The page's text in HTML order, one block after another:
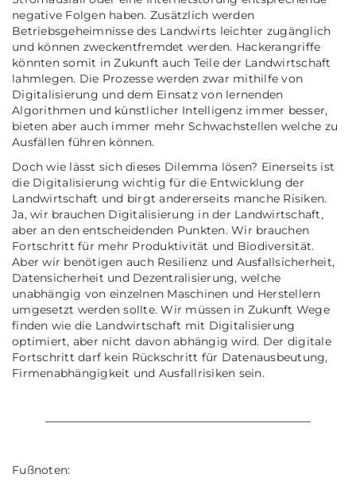
negative Folgen haben. Zusätzlich werden
Betriebsgeheimnisse des Landwirts leichter zugänglich
und können zweckentfremdet werden. Hackerangriffe
könnten somit in Zukunft auch Teile der Landwirtschaft
lahmlegen. Die Prozesse werden zwar mithilfe von
Digitalisierung und dem Einsatz von lernenden
Algorithmen und künstlicher Intelligenz immer besser,
bieten aber auch immer mehr Schwachstellen welche zu
Ausfällen führen können.
Doch wie lässt sich dieses Dilemma lösen? Einerseits ist
die Digitalisierung wichtig für die Entwicklung der
Landwirtschaft und birgt andererseits manche Risiken.
Ja, wir brauchen Digitalisierung in der Landwirtschaft,
aber an den entscheidenden Punkten. Wir brauchen
Fortschritt für mehr Produktivität und Biodiversität.
Aber wir benötigen auch Resilienz und Ausfallsicherheit,
Datensicherheit und Dezentralisierung, welche
unabhängig von einzelnen Maschinen und Herstellern
umgesetzt werden sollte. Wir müssen in Zukunft Wege
finden wie die Landwirtschaft mit Digitalisierung
optimiert, aber nicht davon abhängig wird. Der digitale
Fortschritt darf kein Rückschritt für Datenausbeutung,
Firmenabhängigkeit und Ausfallrisiken sein.
Fußnoten: